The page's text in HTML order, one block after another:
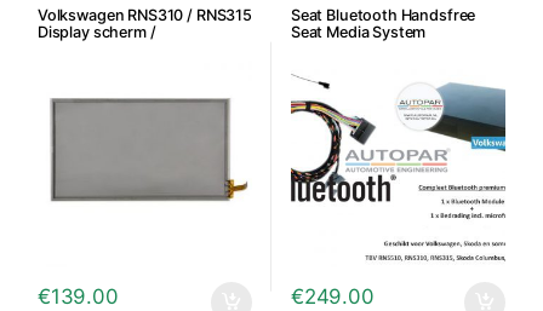
Volkswagen RNS310 / RNS315
Display scherm /
€139.00
Seat Bluetooth Handsfree
Seat Media System
€249.00